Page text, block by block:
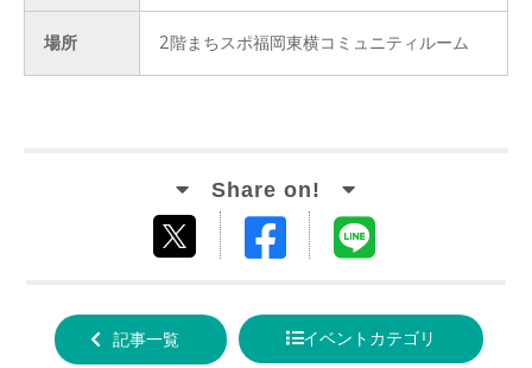
場所 2階まちスポ福岡東横コミュニティルーム
する
Facebook
る
記事一覧 イベントカテゴリ